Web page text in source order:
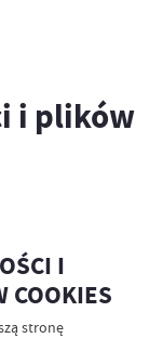
i plików
I
COOKIES
stronę